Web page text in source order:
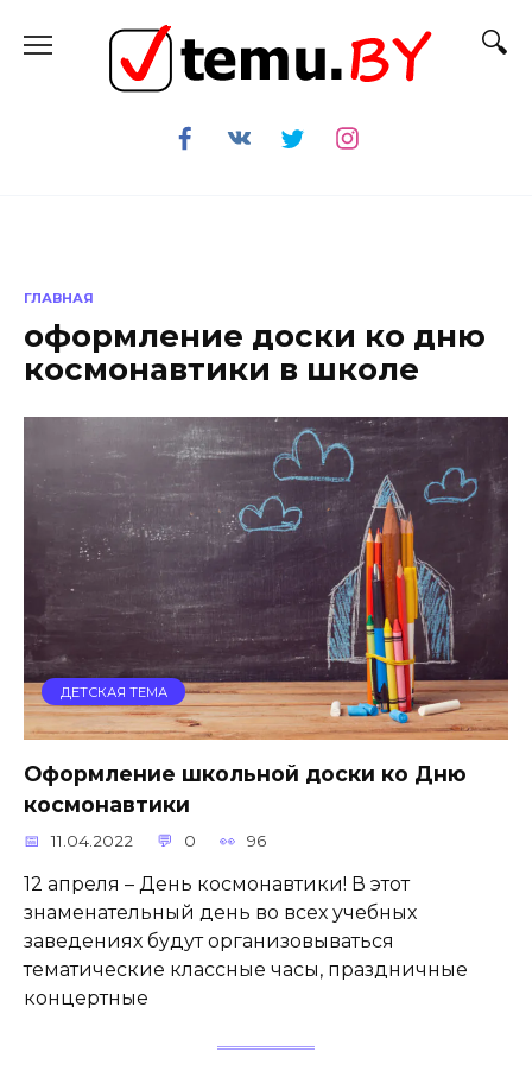
содержанию
ГЛАВНАЯ
оформление доски ко дню
космонавтики в школе
ДЕТСКАЯ ТЕМА
Оформление школьной доски ко Дню
космонавтики
11.04.2022 0 96
12 апреля – День космонавтики! В этот
знаменательный день во всех учебных
заведениях будут организовываться
тематические классные часы, праздничные
концертные